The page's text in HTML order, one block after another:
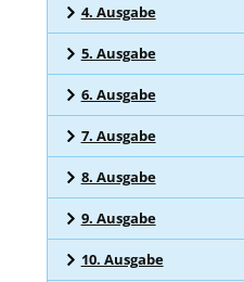
4. Ausgabe
5. Ausgabe
6. Ausgabe
7. Ausgabe
8. Ausgabe
9. Ausgabe
10. Ausgabe